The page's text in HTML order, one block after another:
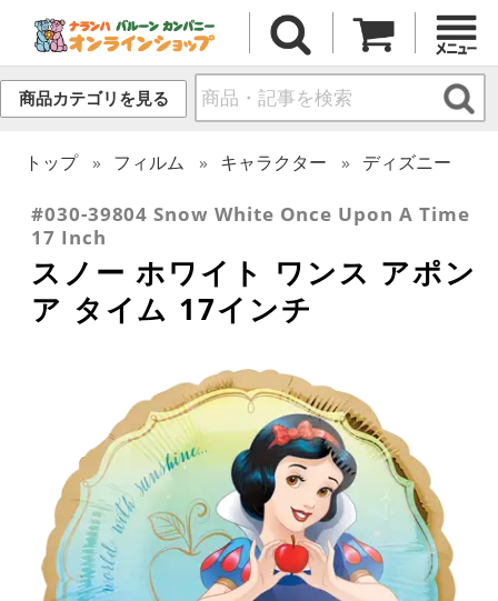
商品カテゴリを見る
トップ フィルム キャラクター ディズニー
#030-39804 Snow White Once Upon A Time
17 Inch
スノー ホワイト ワンス アポン
ア タイム 17インチ